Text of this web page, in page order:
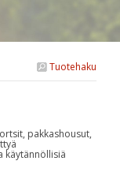
Tuotehaku
pakkashousut,
käytännöllisiä